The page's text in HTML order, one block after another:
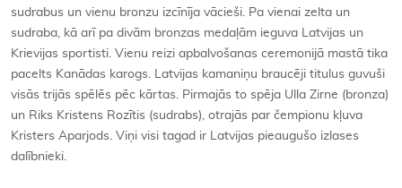
sudrabus un vienu bronzu izcīnīja vācieši. Pa vienai zelta un
sudraba, kā arī pa divām bronzas medaļām ieguva Latvijas un
Krievijas sportisti. Vienu reizi apbalvošanas ceremonijā mastā tika
pacelts Kanādas karogs. Latvijas kamaniņu braucēji titulus guvuši
visās trijās spēlēs pēc kārtas. Pirmajās to spēja Ulla Zirne (bronza)
un Riks Kristens Rozītis (sudrabs), otrajās par čempionu kļuva
Kristers Aparjods. Viņi visi tagad ir Latvijas pieaugušo izlases
dalībnieki.